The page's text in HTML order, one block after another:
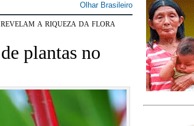
Olhar Brasileiro
revelam a riqueza da flora
plantas no